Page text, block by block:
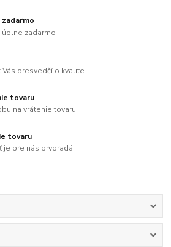
zadarmo
zadarmo
Vás presvedčí o kvalite
tovaru
na vrátenie tovaru
tovaru
je pre nás prvoradá